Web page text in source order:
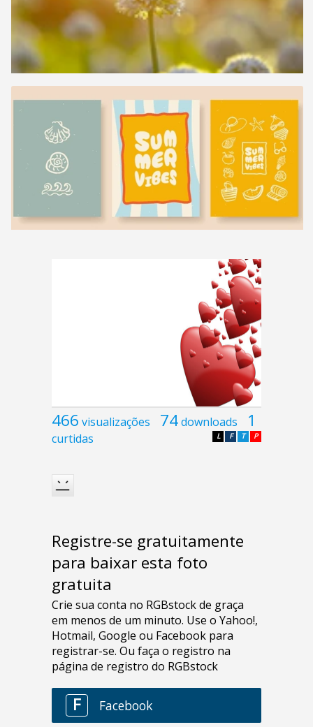
466 visualizações 74downloads 1
curtidas P
T
F
L
Registre-se gratuitamente
para baixar esta foto
gratuita